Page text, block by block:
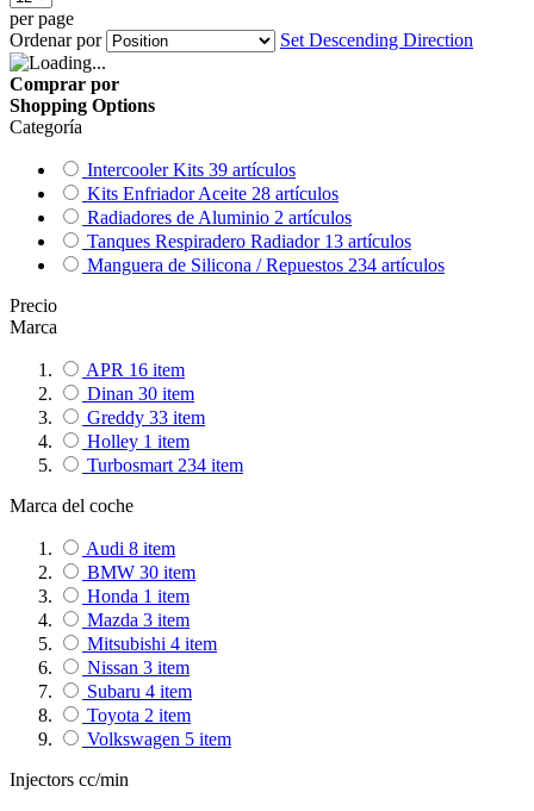
per page
Ordenar por
Set Descending Direction
Comprar por
Shopping Options
Categoría
Intercooler Kits 39 artículos
Kits Enfriador Aceite 28 artículos
Radiadores de Aluminio 2 artículos
Tanques Respiradero Radiador 13 artículos
Manguera de Silicona / Repuestos 234 artículos
Precio
Marca
APR 16 item
Dinan 30 item
Greddy 33 item
Holley 1 item
Turbosmart 234 item
Marca del coche
Audi 8 item
BMW 30 item
Honda 1 item
Mazda 3 item
Mitsubishi 4 item
Nissan 3 item
Subaru 4 item
Toyota 2 item
Volkswagen 5 item
Injectors cc/min